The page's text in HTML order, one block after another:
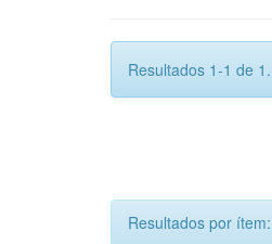
Resultados 1-1 de 1.
Resultados por ítem: